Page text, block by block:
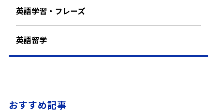
英語学習・フレーズ
英語留学
おすすめ記事